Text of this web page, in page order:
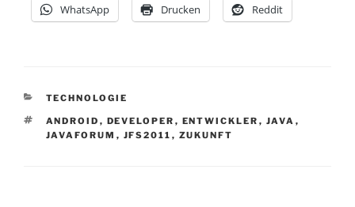
WhatsApp Drucken Reddit
KATEGORIEN
TECHNOLOGIE
SCHLAGWÖRTER
ANDROID , DEVELOPER , ENTWICKLER , JAVA ,
JAVAFORUM , JFS2011 , ZUKUNFT